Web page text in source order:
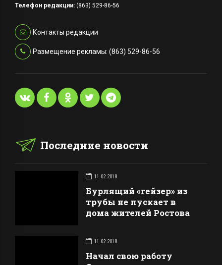
Телефон редакции: (863) 529-86-56
Контакты редакции
Размещение рекламы: (863) 529-86-56
Последние новости
11.02.2018
Бурлящий «гейзер» из
трубы не пускает в
дома жителей Ростова
11.02.2018
Начал свою работу